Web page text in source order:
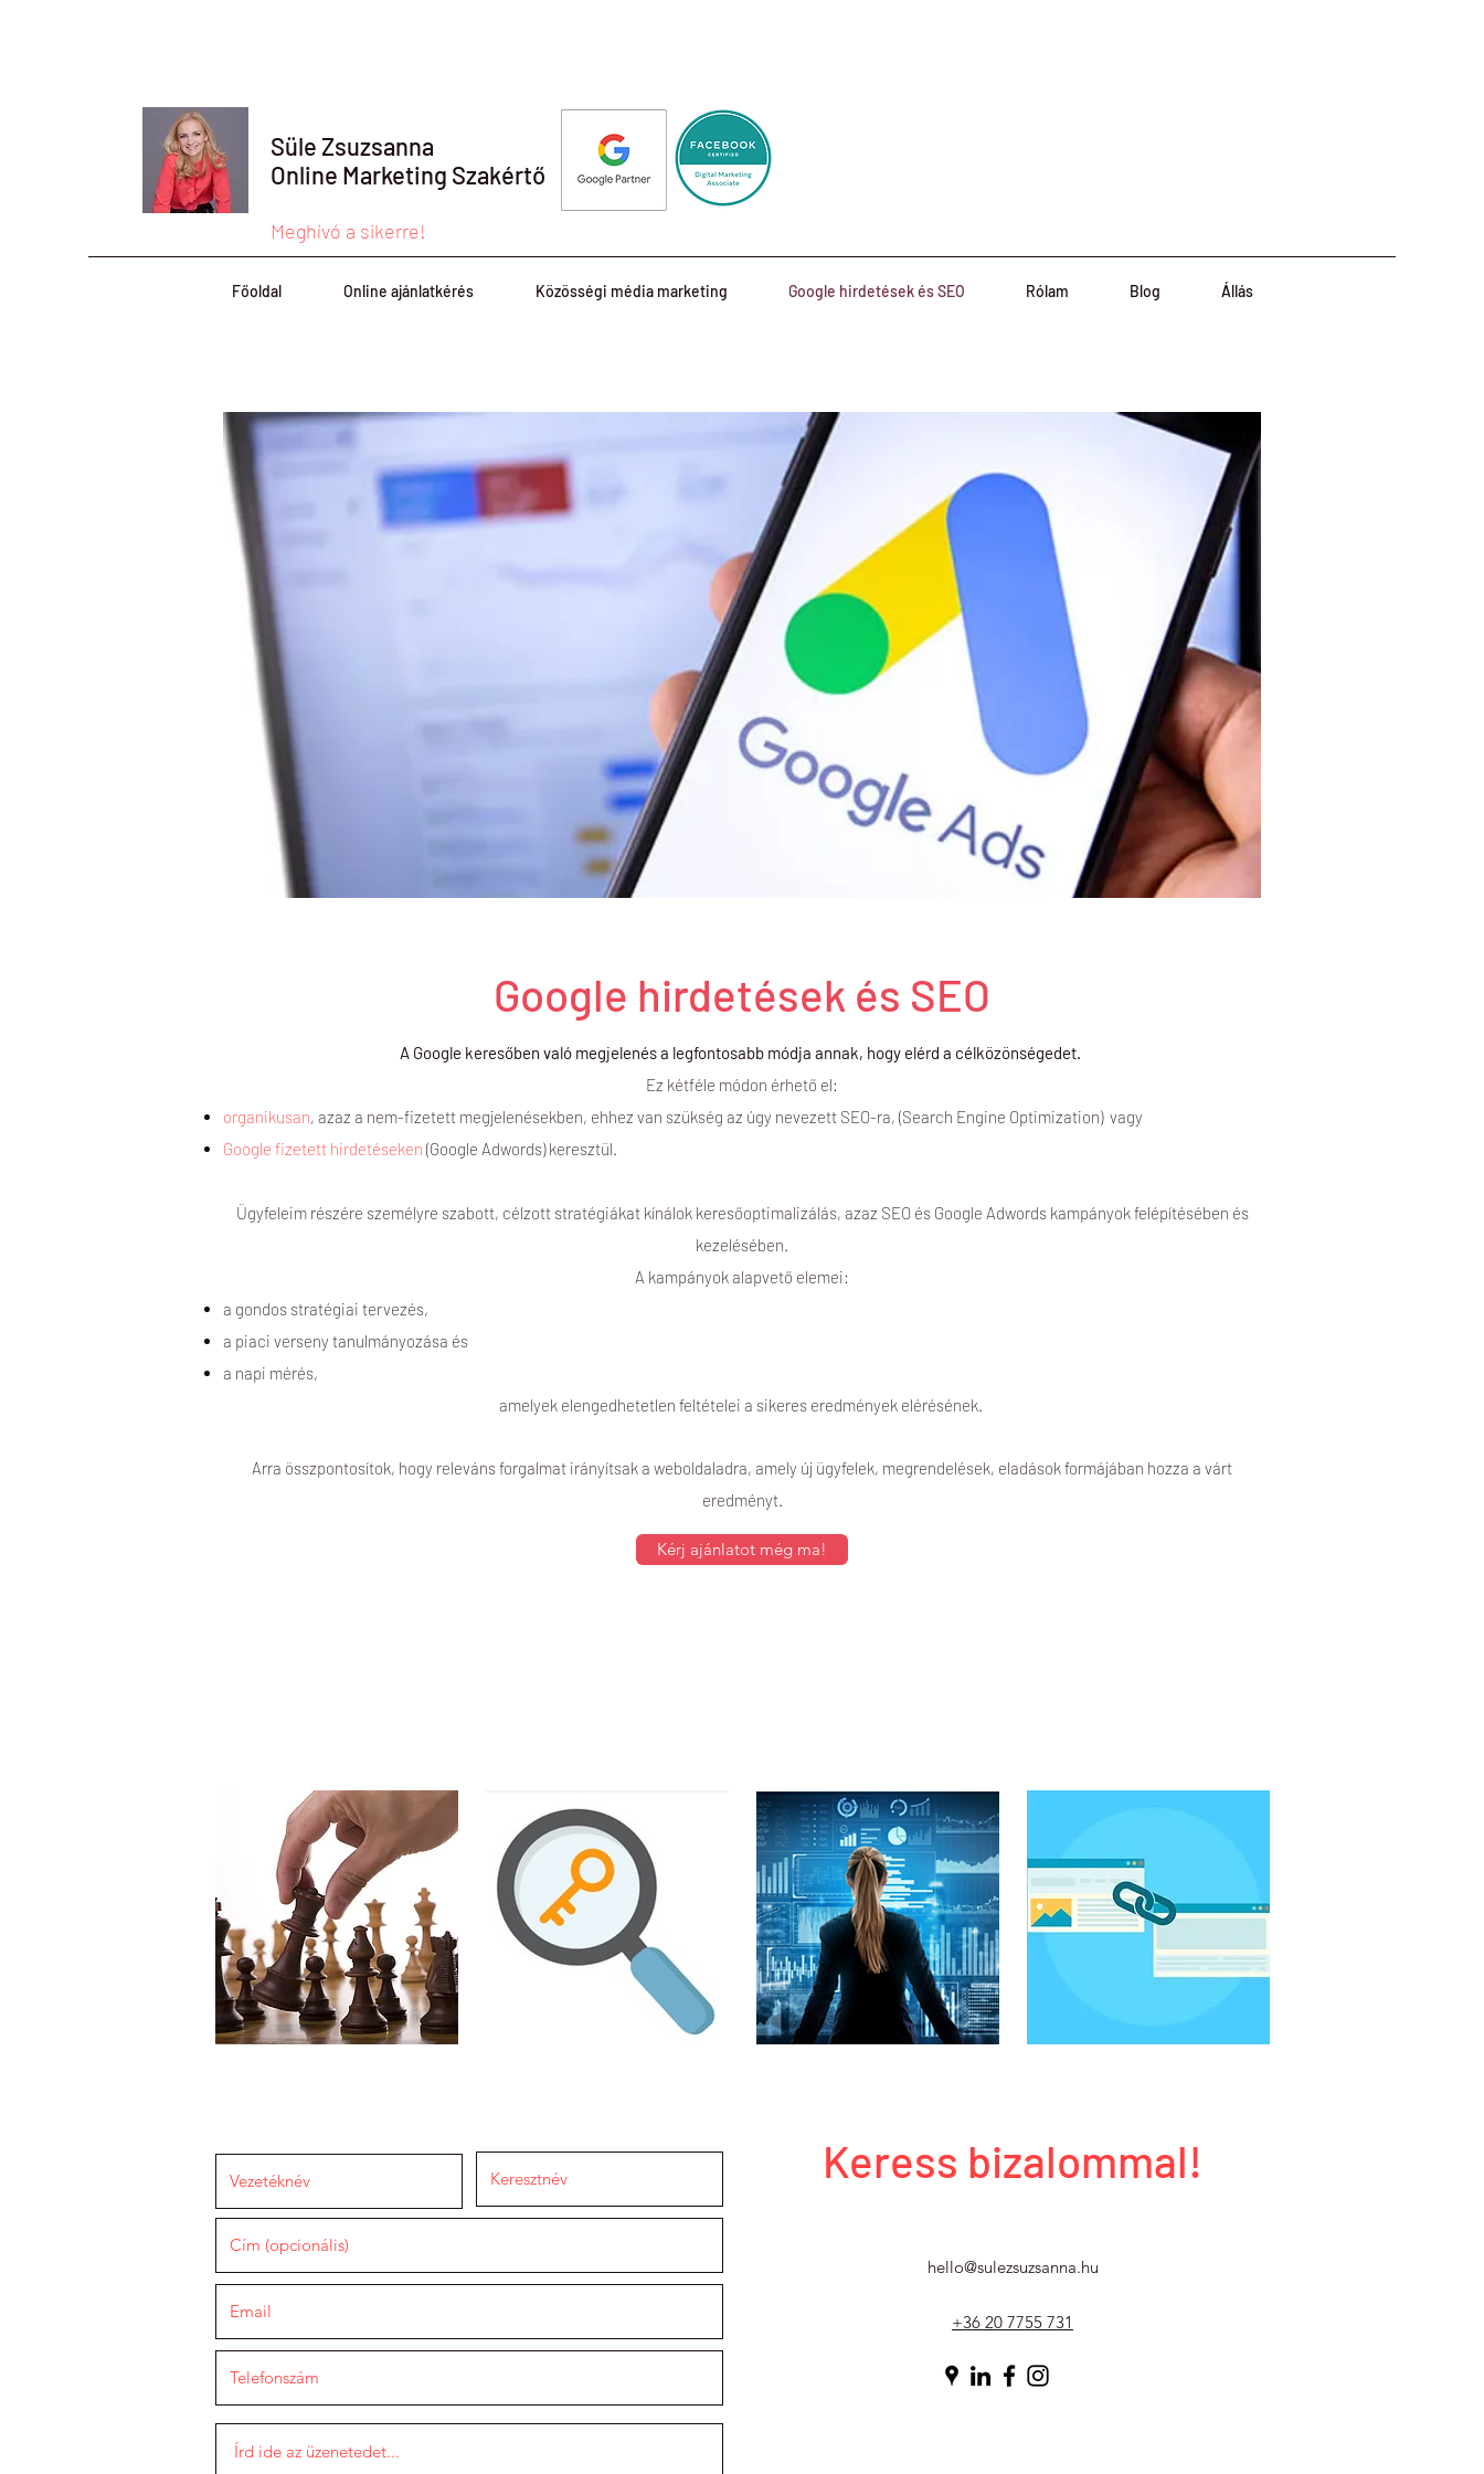
Süle Zsuzsanna
Online Marketing Szakértő
Meghívó a sikerre!
Főoldal Online ajánlatkérés Közösségi média marketing Google hirdetések és SEO Rólam Blog Állás
Google hirdetések és SEO
A Google keresőben való megjelenés a legfontosabb módja annak, hogy elérd a célközönségedet.
Ez kétféle módon érhető el:
organikusan, azaz a nem-fizetett megjelenésekben, ehhez van szükség az úgy nevezett SEO-ra, (Search Engine Optimization) vagy
Google fizetett hirdetéseken (Google Adwords) keresztül.
Ügyfeleim részére személyre szabott, célzott stratégiákat kínálok keresőoptimalizálás, azaz SEO és Google Adwords kampányok felépítésében és
kezelésében.
A kampányok alapvető elemei:
a gondos stratégiai tervezés,
a piaci verseny tanulmányozása és
a napi mérés,
amelyek elengedhetetlen feltételei a sikeres eredmények elérésének.
Arra összpontosítok, hogy releváns forgalmat irányítsak a weboldaladra, amely új ügyfelek, megrendelések, eladások formájában hozza a várt
eredményt.
Kérj ajánlatot még ma!
Keress bizalommal!
hello@sulezsuzsanna.hu
+36 20 7755 731